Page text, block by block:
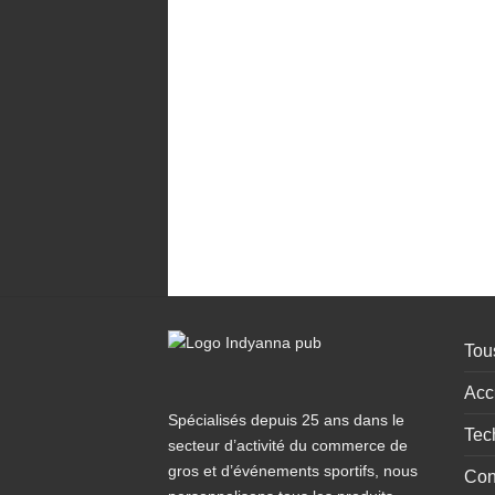
Spécialisés depuis 25 ans dans le
secteur d’activité du commerce de
gros et d’événements sportifs, nous